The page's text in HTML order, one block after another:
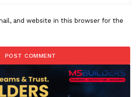
and website in this browser for the